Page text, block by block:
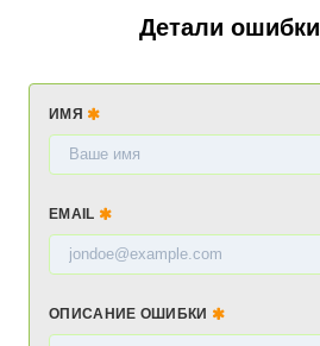
Детали ошибки
ИМЯ
EMAIL
ОПИСАНИЕ ОШИБКИ